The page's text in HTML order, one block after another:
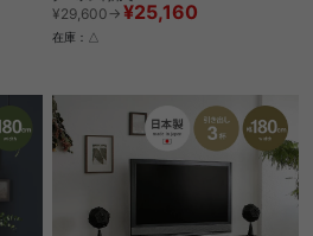
¥29,600→ ¥25,160
在庫：△